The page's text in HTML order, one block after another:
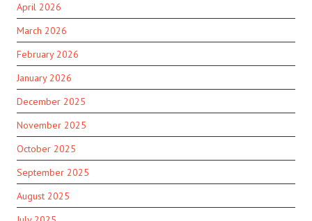
April 2026
March 2026
February 2026
January 2026
December 2025
November 2025
October 2025
September 2025
August 2025